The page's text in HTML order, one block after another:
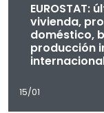
vivienda,
doméstico,
producción
15/01